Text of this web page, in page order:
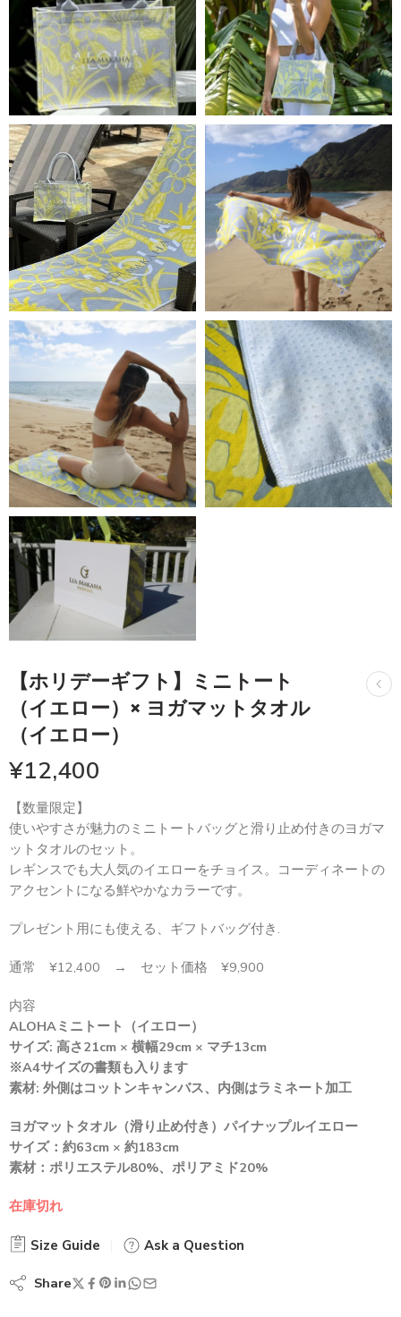
【ホリデーギフト】ミニトート
（イエロー）× ヨガマットタオル
（イエロー）
¥12,400
【数量限定】
使いやすさが魅力のミニトートバッグと滑り止め付きのヨガマ
ットタオルのセット。
レギンスでも大人気のイエローをチョイス。コーディネートの
アクセントになる鮮やかなカラーです。
プレゼント用にも使える、ギフトバッグ付き.
通常 ¥12,400 → セット価格 ¥9,900
内容
ALOHAミニトート（イエロー）
サイズ: 高さ21cm × 横幅29cm × マチ13cm
※A4サイズの書類も入ります
素材: 外側はコットンキャンバス、内側はラミネート加工
ヨガマットタオル（滑り止め付き）パイナップルイエロー
サイズ：約63cm × 約183cm
素材：ポリエステル80%、ポリアミド20%
在庫切れ
Size Guide Ask a Question
Share